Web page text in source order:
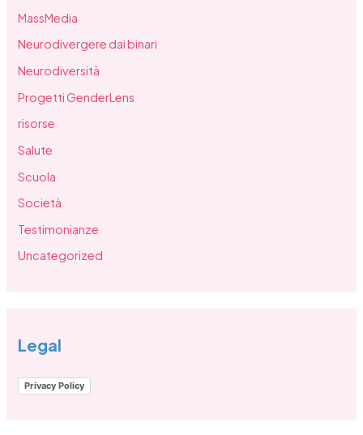
MassMedia
Neurodivergere dai binari
Neurodiversità
Progetti GenderLens
risorse
Salute
Scuola
Società
Testimonianze
Uncategorized
Legal
Privacy Policy